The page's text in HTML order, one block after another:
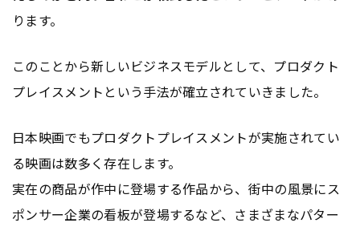
ります。
このことから新しいビジネスモデルとして、プロダクト
プレイスメントという手法が確立されていきました。
日本映画でもプロダクトプレイスメントが実施されてい
る映画は数多く存在します。
実在の商品が作中に登場する作品から、街中の風景にス
ポンサー企業の看板が登場するなど、さまざまなパター